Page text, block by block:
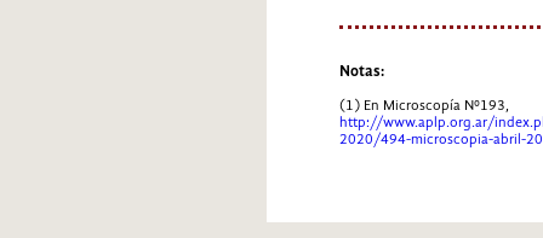
Notas:
(1) En Microscopía Nº193,
http://www.aplp.org.ar/
2020/494-microscopia-abril-